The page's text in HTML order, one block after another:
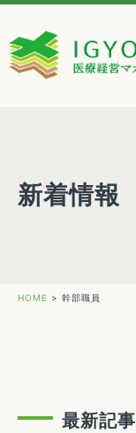
新着情報
HOME > 幹部職員
最新記事